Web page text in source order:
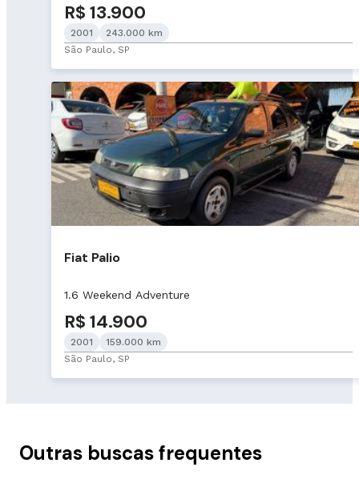
R$ 13.900
2001
243.000 km
São Paulo, SP
Fiat Palio
1.6 Weekend Adventure
R$ 14.900
2001
159.000 km
São Paulo, SP
Outras buscas frequentes